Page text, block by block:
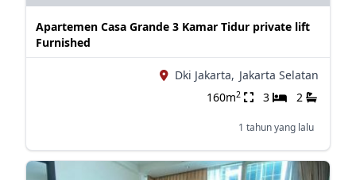
Apartemen Casa Grande 3 Kamar Tidur private lift
Furnished
Dki Jakarta, Jakarta Selatan
160m2 3 2
1 tahun yang lalu